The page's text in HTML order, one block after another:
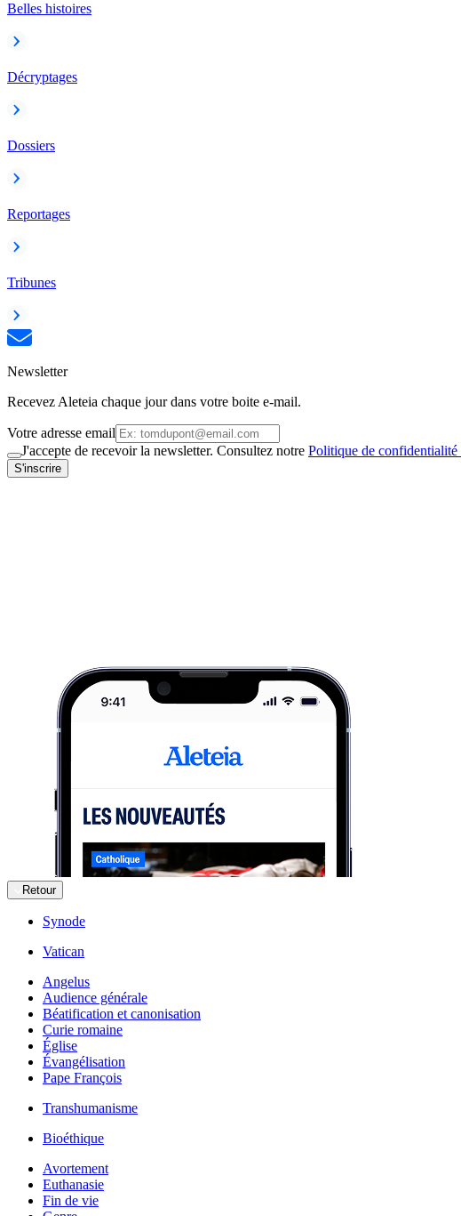
Belles histoires
Décryptages
Dossiers
Reportages
Tribunes
Newsletter
Recevez Aleteia chaque jour dans votre boite e-mail.
Votre adresse email
J'accepte de recevoir la newsletter. Consultez notre Politique de confidentialité
S'inscrire
Retour
Synode
Vatican
Angelus
Audience générale
Béatification et canonisation
Curie romaine
Église
Évangélisation
Pape François
Transhumanisme
Bioéthique
Avortement
Euthanasie
Fin de vie